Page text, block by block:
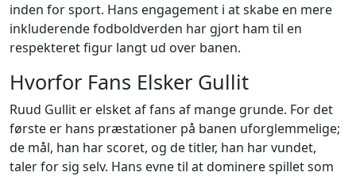
inden for sport. Hans engagement i at skabe en mere
inkluderende fodboldverden har gjort ham til en
respekteret figur langt ud over banen.
Hvorfor Fans Elsker Gullit
Ruud Gullit er elsket af fans af mange grunde. For det
første er hans præstationer på banen uforglemmelige;
de mål, han har scoret, og de titler, han har vundet,
taler for sig selv. Hans evne til at dominere spillet som